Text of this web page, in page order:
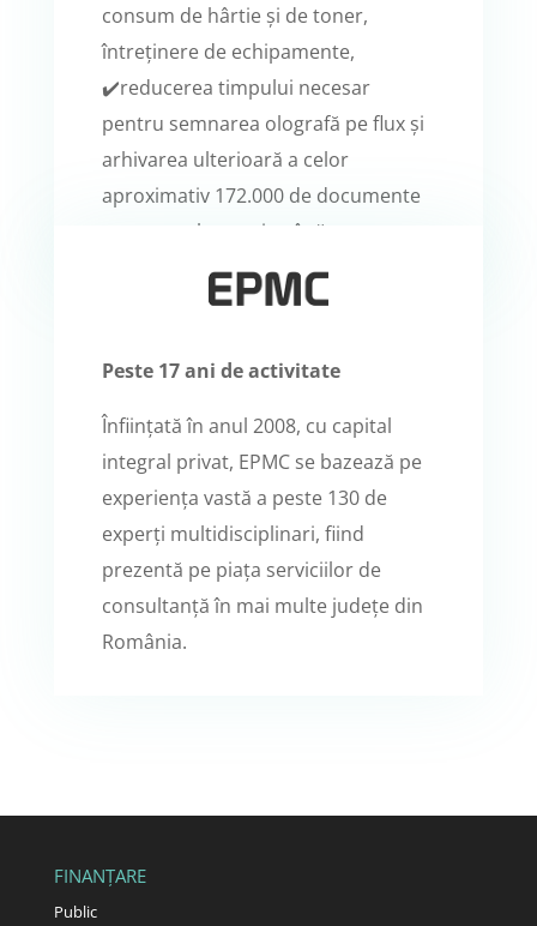
consum de hârtie și de toner,
întreținere de echipamente,
✔️reducerea timpului necesar
pentru semnarea olografă pe flux și
arhivarea ulterioară a celor
aproximativ 172.000 de documente
semnate electronic până acum.
Peste 17 ani de activitate
Înființată în anul 2008, cu capital
integral privat, EPMC se bazează pe
experiența vastă a peste 130 de
experți multidisciplinari, fiind
prezentă pe piața serviciilor de
consultanță în mai multe județe din
România.
FINANȚARE
Public